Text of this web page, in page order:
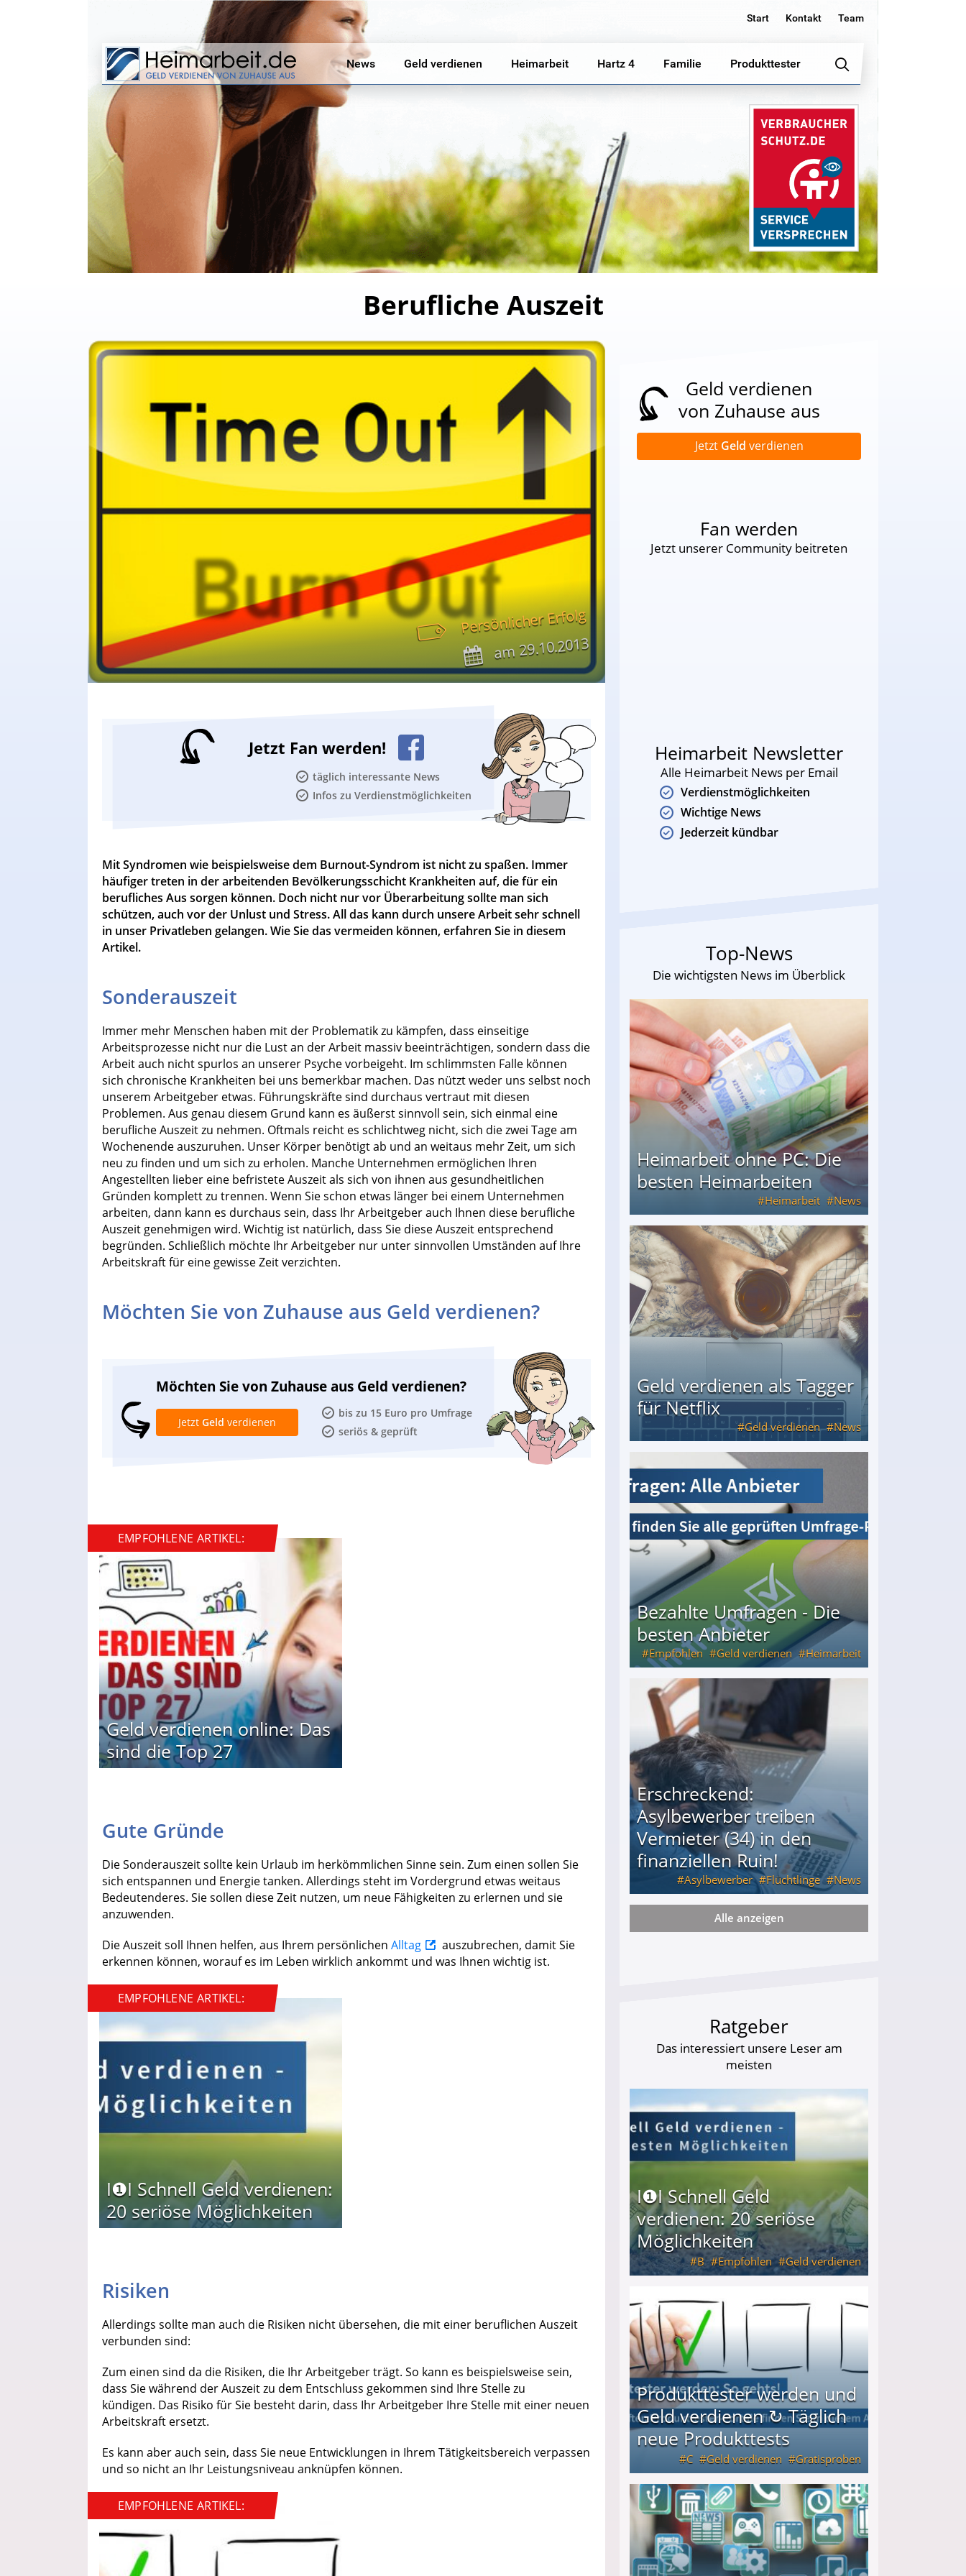
Start Kontakt Team
News Geld verdienen Heimarbeit Hartz 4 Familie Produkttester
Berufliche Auszeit
Persönlicher Erfolg
am29.10.2013
Jetzt Fan werden!
täglich interessante News
Infos zu Verdienstmöglichkeiten
Mit Syndromen wie beispielsweise dem Burnout-Syndrom ist nicht zu spaßen. Immer
häufiger treten in der arbeitenden Bevölkerungsschicht Krankheiten auf, die für ein
berufliches Aus sorgen können. Doch nicht nur vor Überarbeitung sollte man sich
schützen, auch vor der Unlust und Stress. All das kann durch unsere Arbeit sehr schnell
in unser Privatleben gelangen. Wie Sie das vermeiden können, erfahren Sie in diesem
Artikel.
Sonderauszeit
Immer mehr Menschen haben mit der Problematik zu kämpfen, dass einseitige
Arbeitsprozesse nicht nur die Lust an der Arbeit massiv beeinträchtigen, sondern dass die
Arbeit auch nicht spurlos an unserer Psyche vorbeigeht. Im schlimmsten Falle können
sich chronische Krankheiten bei uns bemerkbar machen. Das nützt weder uns selbst noch
unserem Arbeitgeber etwas. Führungskräfte sind durchaus vertraut mit diesen
Problemen. Aus genau diesem Grund kann es äußerst sinnvoll sein, sich einmal eine
berufliche Auszeit zu nehmen. Oftmals reicht es schlichtweg nicht, sich die zwei Tage am
Wochenende auszuruhen. Unser Körper benötigt ab und an weitaus mehr Zeit, um sich
neu zu finden und um sich zu erholen. Manche Unternehmen ermöglichen Ihren
Angestellten lieber eine befristete Auszeit als sich von ihnen aus gesundheitlichen
Gründen komplett zu trennen. Wenn Sie schon etwas länger bei einem Unternehmen
arbeiten, dann kann es durchaus sein, dass Ihr Arbeitgeber auch Ihnen diese berufliche
Auszeit genehmigen wird. Wichtig ist natürlich, dass Sie diese Auszeit entsprechend
begründen. Schließlich möchte Ihr Arbeitgeber nur unter sinnvollen Umständen auf Ihre
Arbeitskraft für eine gewisse Zeit verzichten.
Möchten Sie von Zuhause aus Geld verdienen?
Möchten Sie von Zuhause aus Geld verdienen?
bis zu 15 Euro pro Umfrage
seriös & geprüft
Jetzt Geld verdienen
EMPFOHLENE ARTIKEL:
Geld verdienen online: Das
sind die Top 27
Gute Gründe
Die Sonderauszeit sollte kein Urlaub im herkömmlichen Sinne sein. Zum einen sollen Sie
sich entspannen und Energie tanken. Allerdings steht im Vordergrund etwas weitaus
Bedeutenderes. Sie sollen diese Zeit nutzen, um neue Fähigkeiten zu erlernen und sie
anzuwenden.
Die Auszeit soll Ihnen helfen, aus Ihrem persönlichen Alltag
auszubrechen, damit Sie
erkennen können, worauf es im Leben wirklich ankommt und was Ihnen wichtig ist.
EMPFOHLENE ARTIKEL:
I❶I Schnell Geld verdienen:
20 seriöse Möglichkeiten
Risiken
Allerdings sollte man auch die Risiken nicht übersehen, die mit einer beruflichen Auszeit
verbunden sind:
Zum einen sind da die Risiken, die Ihr Arbeitgeber trägt. So kann es beispielsweise sein,
dass Sie während der Auszeit zu dem Entschluss gekommen sind Ihre Stelle zu
kündigen. Das Risiko für Sie besteht darin, dass Ihr Arbeitgeber Ihre Stelle mit einer neuen
Arbeitskraft ersetzt.
Es kann aber auch sein, dass Sie neue Entwicklungen in Ihrem Tätigkeitsbereich verpassen
und so nicht an Ihr Leistungsniveau anknüpfen können.
EMPFOHLENE ARTIKEL:
Geld verdienen
von Zuhause aus
Jetzt Geld verdienen
Fan werden
Jetzt unserer Community beitreten
Heimarbeit Newsletter
Alle Heimarbeit News per Email
Verdienstmöglichkeiten
Wichtige News
Jederzeit kündbar
Top-News
Die wichtigsten News im Überblick
Heimarbeit ohne PC: Die
besten Heimarbeiten
Heimarbeit News
Heimarbeit ohne PC: Die besten Heimarbeiten
Geld verdienen als Tagger
für Netflix
Geld verdienen News
Bezahlte Umfragen - Die
besten Anbieter
Empfohlen Geld verdienen Heimarbeit
Erschreckend:
Asylbewerber treiben
Vermieter (34) in den
finanziellen Ruin!
Asylbewerber Flüchtlinge News
Erschreckend: Asylbewerber treiben Vermieter (34) in den finanziellen Ruin!
Alle anzeigen
Ratgeber
Das interessiert unsere Leser am
meisten
I❶I Schnell Geld
verdienen: 20 seriöse
Möglichkeiten
B Empfohlen Geld verdienen
Produkttester werden und
Geld verdienen ↻ Täglich
neue Produkttests
C Geld verdienen Gratisproben
Produkttester werden und Geld verdienen ↻ Täglich neue Produkttests